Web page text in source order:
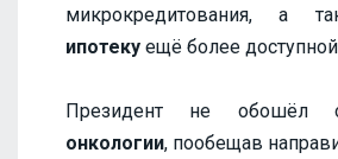
микрокредитования, а
ипотеку ещё более
Президент не обошёл
онкологии, пообещав